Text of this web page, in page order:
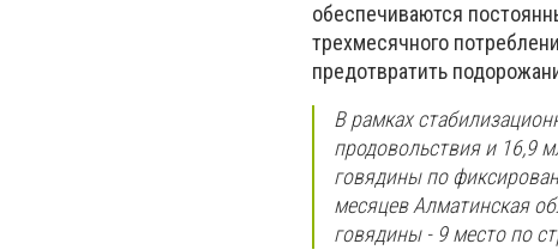
обеспечиваются
трехмесячного
предотвратить
В рамках
продовольствия и 16,9
говядины по
месяцев Алматинская
говядины - 9 место по